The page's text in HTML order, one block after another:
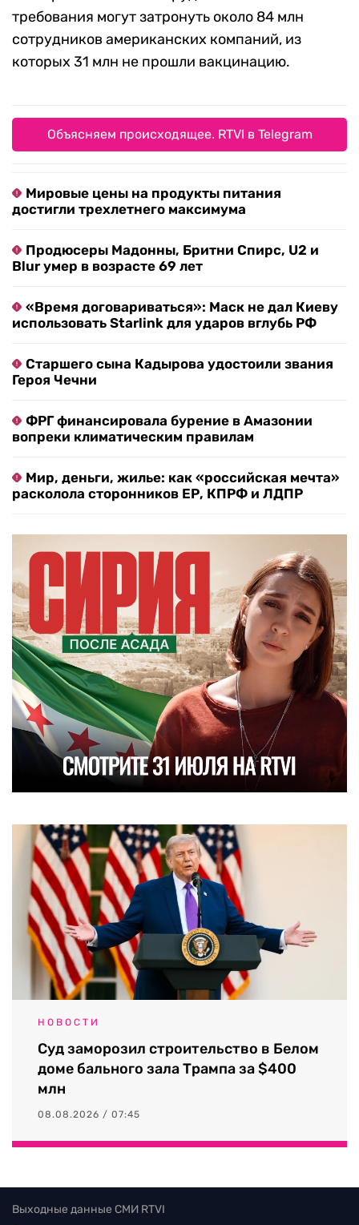
требования могут затронуть около 84 млн
сотрудников американских компаний, из
которых 31 млн не прошли вакцинацию.
Объясняем происходящее. RTVI в Telegram
Мировые цены на продукты питания
достигли трехлетнего максимума
Продюсеры Мадонны, Бритни Спирс, U2 и
Blur умер в возрасте 69 лет
«Время договариваться»: Маск не дал Киеву
использовать Starlink для ударов вглубь РФ
Старшего сына Кадырова удостоили звания
Героя Чечни
ФРГ финансировала бурение в Амазонии
вопреки климатическим правилам
Мир, деньги, жилье: как «российская мечта»
расколола сторонников ЕР, КПРФ и ЛДПР
НОВОСТИ
Суд заморозил строительство в Белом
доме бального зала Трампа за $400
млн
08.08.2026 / 07:45
Выходные данные СМИ RTVI